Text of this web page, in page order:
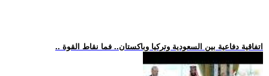
.. اتفاقية دفاعية بين السعودية وتركيا وباكستان.. فما نقاط القوة